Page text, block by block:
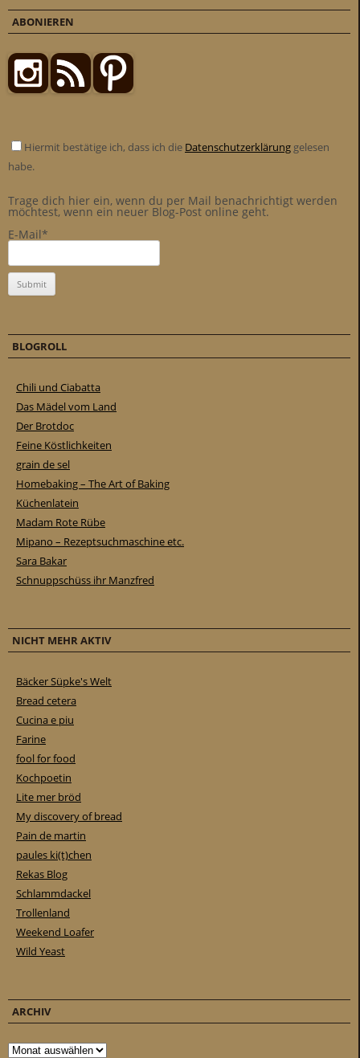
ABONIEREN
Hiermit bestätige ich, dass ich die Datenschutzerklärung gelesen
habe.
Trage dich hier ein, wenn du per Mail benachrichtigt werden
möchtest, wenn ein neuer Blog-Post online geht.
E-Mail*
BLOGROLL
Chili und Ciabatta
Das Mädel vom Land
Der Brotdoc
Feine Köstlichkeiten
grain de sel
Homebaking – The Art of Baking
Küchenlatein
Madam Rote Rübe
Mipano – Rezeptsuchmaschine etc.
Sara Bakar
Schnuppschüss ihr Manzfred
NICHT MEHR AKTIV
Bäcker Süpke's Welt
Bread cetera
Cucina e piu
Farine
fool for food
Kochpoetin
Lite mer bröd
My discovery of bread
Pain de martin
paules ki(t)chen
Rekas Blog
Schlammdackel
Trollenland
Weekend Loafer
Wild Yeast
ARCHIV
Archiv